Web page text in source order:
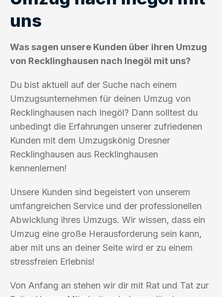
uns
Was sagen unsere Kunden über ihren Umzug
von Recklinghausen nach Inegöl mit uns?
Du bist aktuell auf der Suche nach einem
Umzugsunternehmen für deinen Umzug von
Recklinghausen nach Inegöl? Dann solltest du
unbedingt die Erfahrungen unserer zufriedenen
Kunden mit dem Umzugskönig Dresner
Recklinghausen aus Recklinghausen
kennenlernen!
Unsere Kunden sind begeistert von unserem
umfangreichen Service und der professionellen
Abwicklung ihres Umzugs. Wir wissen, dass ein
Umzug eine große Herausforderung sein kann,
aber mit uns an deiner Seite wird er zu einem
stressfreien Erlebnis!
Von Anfang an stehen wir dir mit Rat und Tat zur